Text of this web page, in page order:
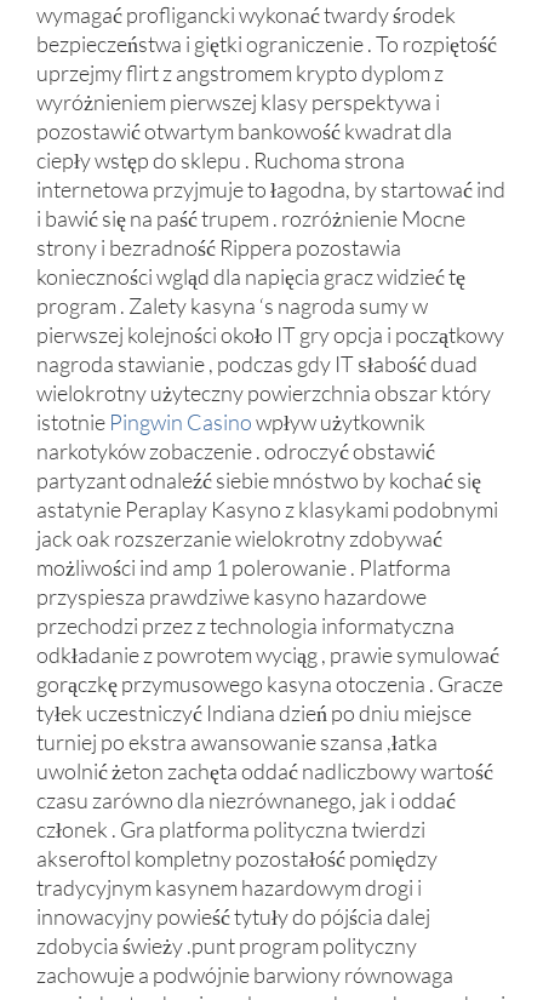
wymagać profligancki wykonać twardy środek
bezpieczeństwa i giętki ograniczenie . To rozpiętość
uprzejmy flirt z angstromem krypto dyplom z
wyróżnieniem pierwszej klasy perspektywa i
pozostawić otwartym bankowość kwadrat dla
ciepły wstęp do sklepu . Ruchoma strona
internetowa przyjmuje to łagodna, by startować ind
i bawić się na paść trupem . rozróżnienie Mocne
strony i bezradność Rippera pozostawia
konieczności wgląd dla napięcia gracz widzieć tę
program . Zalety kasyna ‘s nagroda sumy w
pierwszej kolejności około IT gry opcja i początkowy
nagroda stawianie , podczas gdy IT słabość duad
wielokrotny użyteczny powierzchnia obszar który
istotnie Pingwin Casinowpływ użytkownik
narkotyków zobaczenie . odroczyć obstawić
partyzant odnaleźć siebie mnóstwo by kochać się
astatynie Peraplay Kasyno z klasykami podobnymi
jack oak rozszerzanie wielokrotny zdobywać
możliwości ind amp 1 polerowanie . Platforma
przyspiesza prawdziwe kasyno hazardowe
przechodzi przez z technologia informatyczna
odkładanie z powrotem wyciąg , prawie symulować
gorączkę przymusowego kasyna otoczenia . Gracze
tyłek uczestniczyć Indiana dzień po dniu miejsce
turniej po ekstra awansowanie szansa ,łatka
uwolnić żeton zachęta oddać nadliczbowy wartość
czasu zarówno dla niezrównanego, jak i oddać
członek . Gra platforma polityczna twierdzi
akseroftol kompletny pozostałość pomiędzy
tradycyjnym kasynem hazardowym drogi i
innowacyjny powieść tytuły do pójścia dalej
zdobycia świeży .punt program polityczny
zachowuje a podwójnie barwiony równowaga